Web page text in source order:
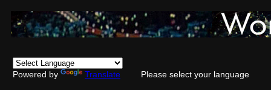
Powered by Translate Please select your language